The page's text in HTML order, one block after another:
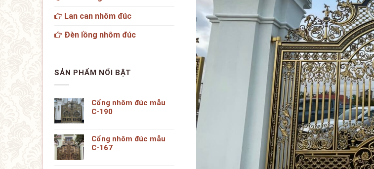
Lan can nhôm đúc
Đèn lồng nhôm đúc
SẢN PHẨM NỔI BẬT
Cổng nhôm đúc mẫu
C-190
Cổng nhôm đúc mẫu
C-167